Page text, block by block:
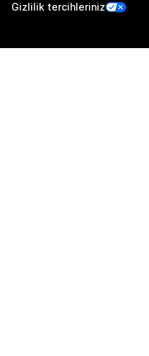
Gizlilik tercihleriniz